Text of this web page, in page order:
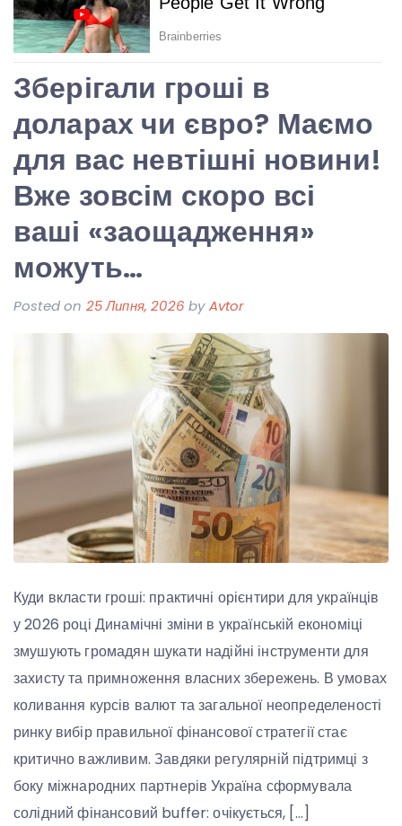
Зберігали гроші в
доларах чи євро? Маємо
для вас невтішні новини!
Вже зовсім скоро всі
ваші «заощадження»
можуть…
Posted on 25 Липня, 2026 byAvtor
Куди вкласти гроші: практичні орієнтири для українців
у 2026 році Динамічні зміни в українській економіці
змушують громадян шукати надійні інструменти для
захисту та примноження власних збережень. В умовах
коливання курсів валют та загальної неопределеності
ринку вибір правильної фінансової стратегії стає
критично важливим. Завдяки регулярній підтримці з
боку міжнародних партнерів Україна сформувала
солідний фінансовий buffer: очікується, […]